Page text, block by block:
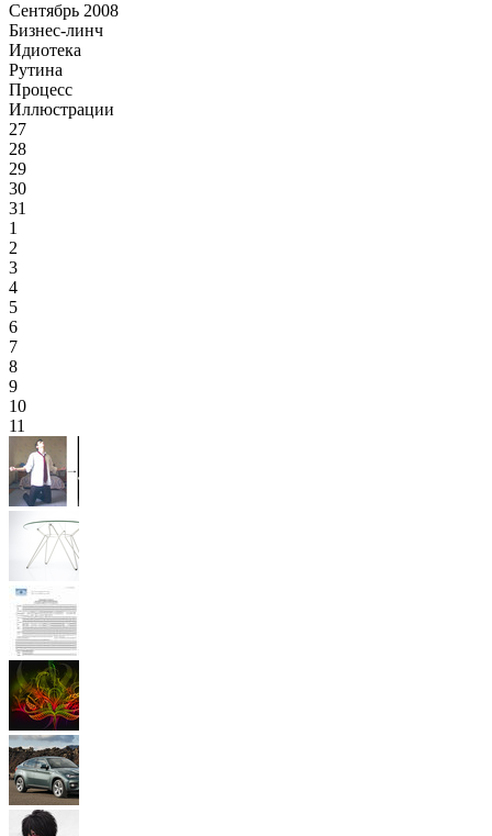
Сентябрь 2008
Бизнес-линч
Идиотека
Рутина
Процесс
Иллюстрации
27
28
29
30
31
1
2
3
4
5
6
7
8
9
10
11